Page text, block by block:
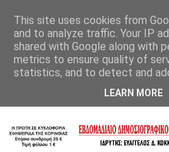
This site uses cookies from
and to analyze traffic. Your IP
shared with Google along with
metrics to ensure quality of
statistics, and to detect and
LEARN MORE